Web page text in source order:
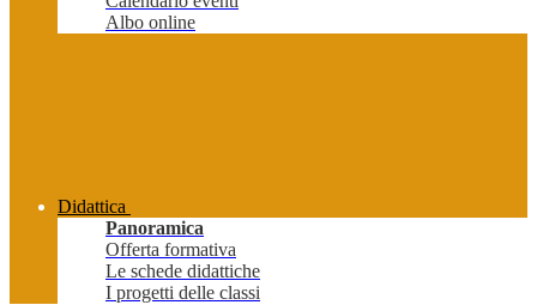
Albo online
Didattica
Panoramica
Offerta formativa
Le schede didattiche
I progetti delle classi